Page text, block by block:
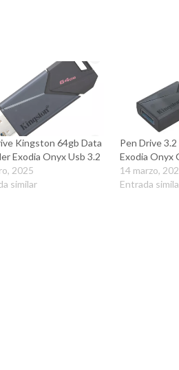
Kingston 64gb Data
Exodia Onyx Usb 3.2
2025
similar
Pen Drive
Exodia Onyx
14 marzo,
Entrada